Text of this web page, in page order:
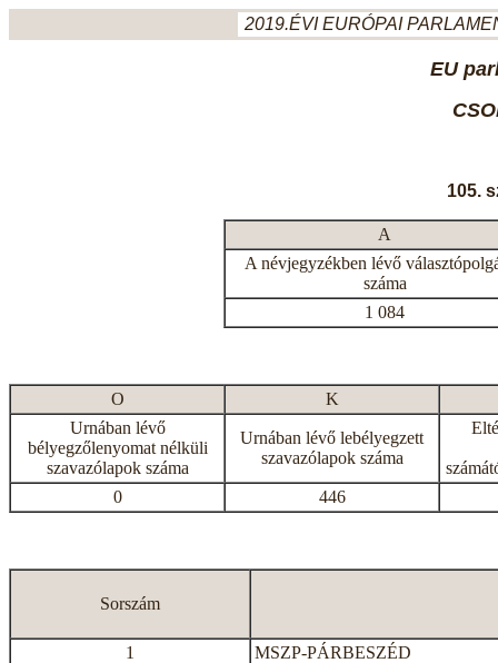
2019.ÉVI EURÓPAI
EU
105.
A
A névjegyzékben lévő
száma
1 084
O
K
Urnában lévő
bélyegzőlenyomat nélküli
szavazólapok száma
Urnában lévő lebélyegzett
szavazólapok száma
0
446
Sorszám
1
MSZP-PÁRBESZÉD